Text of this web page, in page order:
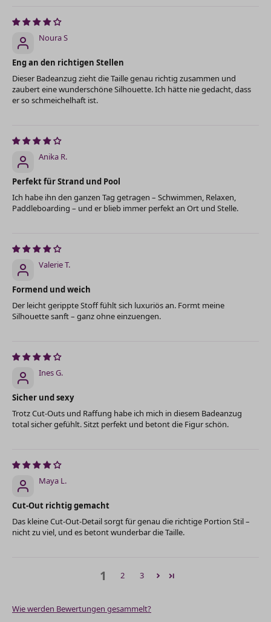
Noura S
Eng an den richtigen Stellen
Dieser Badeanzug zieht die Taille genau richtig zusammen und
zaubert eine wunderschöne Silhouette. Ich hätte nie gedacht, dass
er so schmeichelhaft ist.
Anika R.
Perfekt für Strand und Pool
Ich habe ihn den ganzen Tag getragen – Schwimmen, Relaxen,
Paddleboarding – und er blieb immer perfekt an Ort und Stelle.
Valerie T.
Formend und weich
Der leicht gerippte Stoff fühlt sich luxuriös an. Formt meine
Silhouette sanft – ganz ohne einzuengen.
Ines G.
Sicher und sexy
Trotz Cut-Outs und Raffung habe ich mich in diesem Badeanzug
total sicher gefühlt. Sitzt perfekt und betont die Figur schön.
Maya L.
Cut-Out richtig gemacht
Das kleine Cut-Out-Detail sorgt für genau die richtige Portion Stil –
nicht zu viel, und es betont wunderbar die Taille.
1 2 3
Wie werden Bewertungen gesammelt?